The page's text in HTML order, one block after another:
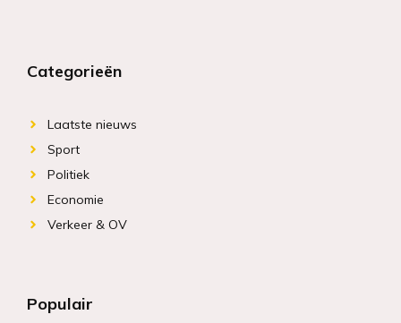
Categorieën
Laatste nieuws
Sport
Politiek
Economie
Verkeer & OV
Populair